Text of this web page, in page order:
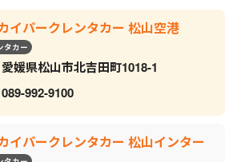
イパークレンタカー 松山空港
タカー
愛媛県松山市北吉田町1018-1
089-992-9100
イパークレンタカー 松山インター